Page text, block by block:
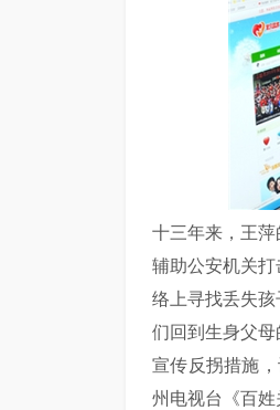
十三年来，王
辅助公安机关
络上寻找丢失
们回到生身父
宣传反拐措施
州电视台《百